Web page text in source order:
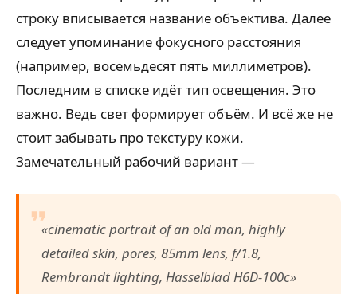
строку вписывается название объектива. Далее
следует упоминание фокусного расстояния
(например, восемьдесят пять миллиметров).
Последним в списке идёт тип освещения. Это
важно. Ведь свет формирует объём. И всё же не
стоит забывать про текстуру кожи.
Замечательный рабочий вариант —
«cinematic portrait of an old man, highly
detailed skin, pores, 85mm lens, f/1.8,
Rembrandt lighting, Hasselblad H6D-100c»